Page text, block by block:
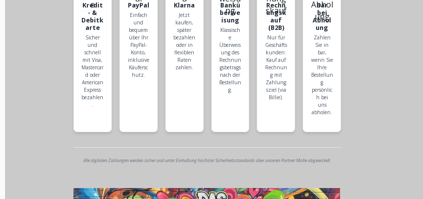
Kredit
- &
Debitk
arte
Sicher
und
schnell
mit Visa,
Mastercar
d oder
American
Express
bezahlen
.
PayPal
Einfach
und
bequem
über Ihr
PayPal-
Konto,
inklusive
Käufersc
hutz.
Klarna
Jetzt
kaufen,
später
bezahlen
oder in
flexiblen
Raten
zahlen.
Bankü
berwe
isung
Klassisch
e
Überweis
ung des
Rechnun
gsbetrags
nach der
Bestellun
g.
Rechn
ungsk
auf
(B2B)
Nur für
Geschäfts
kunden:
Kauf auf
Rechnun
g mit
Zahlung
sziel (via
Billie).
Bar
bei
Abhol
ung
Zahlen
Sie in
bar,
wenn Sie
Ihre
Bestellun
g
persönlic
h bei
uns
abholen.
Alle digitalen Zahlungen werden sicher und unter Einhaltung höchster Sicherheitsstandards über unseren Partner Mollie abgewickelt.